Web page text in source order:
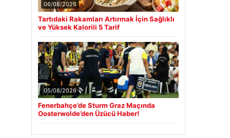
06/08/2026
Tartıdaki Rakamları Artırmak İçin Sağlıklı
ve Yüksek Kalorili 5 Tarif
05/08/2026
Fenerbahçe’de Sturm Graz Maçında
Oosterwolde’den Üzücü Haber!